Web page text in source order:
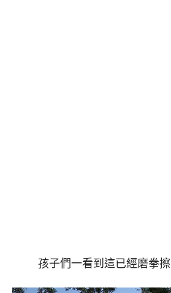
孩子們一看到這已經磨拳